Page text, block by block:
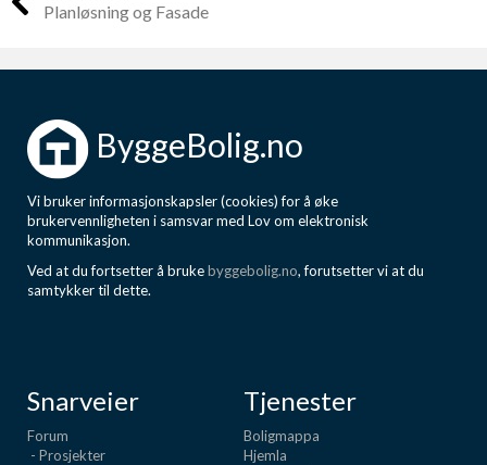
Planløsning og Fasade
ByggeBolig.no
Vi bruker informasjonskapsler (cookies) for å øke
brukervennligheten i samsvar med Lov om elektronisk
kommunikasjon.
Ved at du fortsetter å brukebyggebolig.no, forutsetter vi at du
samtykker til dette.
Snarveier
Forum
- Prosjekter
Tjenester
Boligmappa
Hjemla